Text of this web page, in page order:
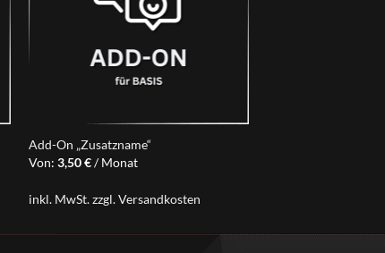
Add-On „Zusatzname“
Von: 3,50€ / Monat
inkl. MwSt. zzgl.Versandkosten